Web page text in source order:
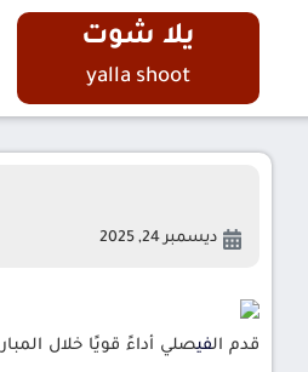
يلا شوت
yalla shoot
ديسمبر 24, 2025
قدم الفيصلي أداءً قويًا خلال